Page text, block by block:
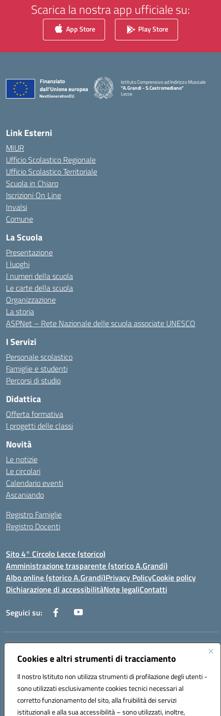
Cookies e altri strumenti di tracciamento
Il nostro Istituto non utilizza strumenti di profilazione degli utenti -
sono utilizzati esclusivamente cookies tecnici necessari al
corretto funzionamento del sito, alla fruibilità dei servizi
istituzionali e alla sua accessibilità – sono utilizzati, inoltre,
Scarica la nostra app ufficiale su:
App Store Play Store
Istituto Comprensivo ad Indirizzo Musicale
"A.Grandi - S.Castromediano"
Lecce
Link Esterni
MIUR
Ufficio Scolastico Regionale
Ufficio Scolastico Territoriale
Scuola in Chiaro
Iscrizioni On Line
Invalsi
Comune
La Scuola
Presentazione
I luoghi
I numeri della scuola
Le carte della scuola
Organizzazione
La storia
ASPNet – Rete Nazionale delle scuola associate UNESCO
I Servizi
Personale scolastico
Famiglie e studenti
Percorsi di studio
Didattica
Offerta formativa
I progetti delle classi
Novità
Le notizie
Le circolari
Calendario eventi
Ascaniando
Registro Famiglie
Registro Docenti
Sito 4° Circolo Lecce (storico)
Amministrazione trasparente (storico A.Grandi)
Albo online (storico A.Grandi)Privacy PolicyCookie policy
Dichiarazione di accessibilitàNote legaliContatti
Seguici su:
Indirizzo:
Centralino:0832/346889 Email:leic8av008@istruzione.it
Codice fiscale: 93173040754
Codice meccanografico:
LEIC8AV008
Codice Indice delle Pubbliche Amministrazioni (IPA): BZRH652R